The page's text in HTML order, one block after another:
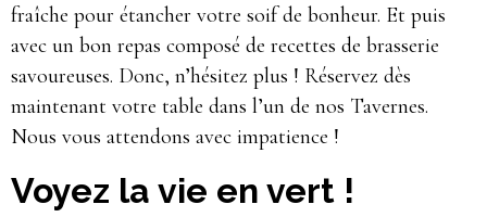
fraîche pour étancher votre soif de bonheur. Et puis
avec un bon repas composé de recettes de brasserie
savoureuses. Donc, n’hésitez plus ! Réservez dès
maintenant votre table dans l’un de nos Tavernes.
Nous vous attendons avec impatience !
Voyez la vie en vert !